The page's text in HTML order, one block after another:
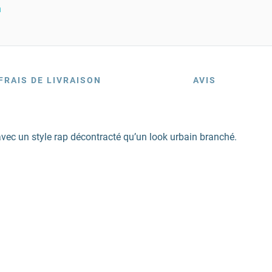
DE LIVRAISON AVIS
un style rap décontracté qu’un look urbain branché.